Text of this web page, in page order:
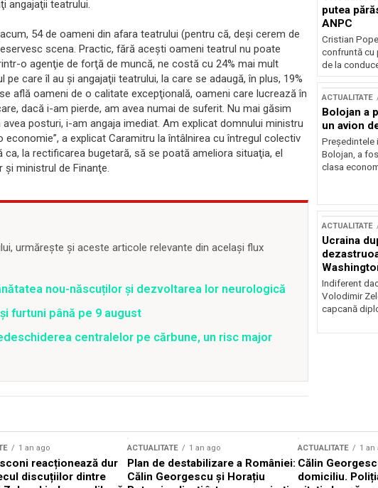
angajaţii teatrului.
54 de oameni din afara teatrului (pentru că, deşi cerem de
scena. Practic, fără aceşti oameni teatrul nu poate
o agenţie de forţă de muncă, ne costă cu 24% mai mult
care îl au şi angajaţii teatrului, la care se adaugă, în plus, 19%
află oameni de o calitate excepţională, oameni care lucrează în
dacă i-am pierde, am avea numai de suferit. Nu mai găsim
posturi, i-am angaja imediat. Am explicat domnului ministru
a explicat Caramitru la întâlnirea cu întregul colectiv
la rectificarea bugetară, să se poată ameliora situaţia, el
ministrul de Finanţe.
urmărește și aceste articole relevante din același flux
nou-născuților și dezvoltarea lor neurologică
furtuni până pe 9 august
centralelor pe cărbune, un risc major
putea
ANPC
Cristian
confruntă cu
de la
ACTUALITATE
Bolojan a
un avion
Președintele
Bolojan, a
clasa
ACTUALITATE
Ucraina
Indiferent
Volodimir
capcană
1 an ago
reacționează dur
discuțiilor dintre
ACTUALITATE 1 an ago
Plan de destabilizare a României:
Călin Georgescu și Horațiu
ACTUALITATE 1 an
Călin
domiciliu.